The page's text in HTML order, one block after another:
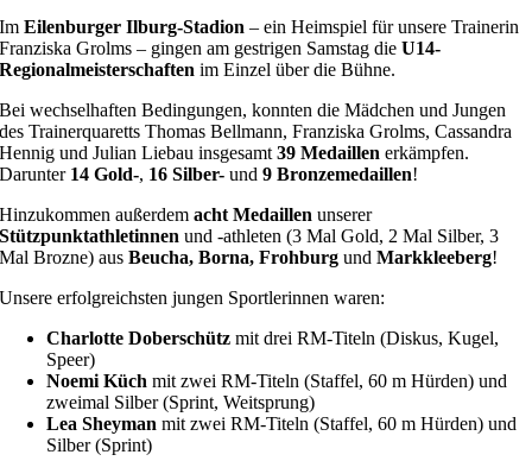
ImEilenburger Ilburg-Stadion – ein Heimspiel für unsere Trainerin
Franziska Grolms – gingen am gestrigen Samstag dieU14-
Regionalmeisterschaften im Einzel über die Bühne.
Bei wechselhaften Bedingungen, konnten die Mädchen und Jungen
des Trainerquaretts Thomas Bellmann, Franziska Grolms, Cassandra
Hennig und Julian Liebau insgesamt39 Medaillen erkämpfen.
Darunter 14 Gold-, 16 Silber- und9 Bronzemedaillen!
Hinzukommen außerdemacht Medaillen unserer
Stützpunktathletinnen und -athleten (3 Mal Gold, 2 Mal Silber, 3
Mal Brozne) ausBeucha, Borna, Frohburg undMarkkleeberg!
Unsere erfolgreichsten jungen Sportlerinnen waren:
Charlotte Doberschütz mit drei RM-Titeln (Diskus, Kugel,
Speer)
Noemi Küch mit zwei RM-Titeln (Staffel, 60 m Hürden) und
zweimal Silber (Sprint, Weitsprung)
Lea Sheyman mit zwei RM-Titeln (Staffel, 60 m Hürden) und
Silber (Sprint)